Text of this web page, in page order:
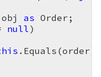
as Order;
null)
.Equals(order);